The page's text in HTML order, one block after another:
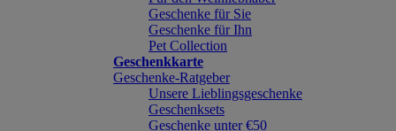
Geschenke für Sie
Geschenke für Ihn
Pet Collection
Geschenkkarte
Geschenke-Ratgeber
Unsere Lieblingsgeschenke
Geschenksets
Geschenke unter €50